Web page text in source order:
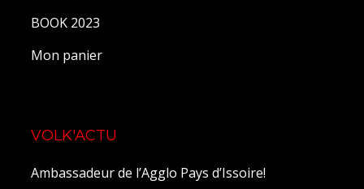
BOOK 2023
Mon panier
VOLK'ACTU
Ambassadeur de l’Agglo Pays d’Issoire!